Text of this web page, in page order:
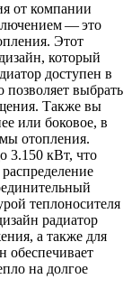
от компании
— это
Этот
который
доступен в
позволяет выбрать
Также вы
или боковое, в
отопления.
3.150 кВт, что
теплоносителя
радиатор
а также для
обеспечивает
на долгое